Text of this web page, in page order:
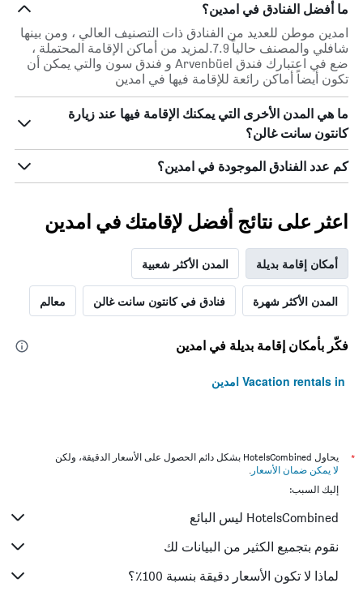
ما أفضل الفنادق في امدين؟
امدين موطن للعديد من الفنادق ذات التصنيف العالي ، ومن بينها
شافلي والمصنف حالياً 7.9.لمزيد من أماكن الإقامة المحتملة ،
ضع في اعتبارك فندق Arvenbüel و فندق سون والتي يمكن أن
تكون أيضاً أماكن رائعة للإقامة فيها في امدين
ما هي المدن الأخرى التي يمكنك الإقامة فيها عند زيارة
كانتون سانت غالن؟
كم عدد الفنادق الموجودة في امدين؟
اعثر على نتائج أفضل لإقامتك في امدين
أمكان إقامة بديلة المدن الأكثر شعبية
المدن الأكثر شهرة فنادق في كانتون سانت غالن معالم
فكّر بأمكان إقامة بديلة في امدين
Vacation rentals in امدين
*
يحاول HotelsCombined بشكل دائم الحصول على الأسعار الدقيقة، ولكن
لا يمكن ضمان الأسعار .
إليك السبب:
HotelsCombined ليس البائع
نقوم بتجميع الكثير من البيانات لك
لماذا لا تكون الأسعار دقيقة بنسبة 100٪؟